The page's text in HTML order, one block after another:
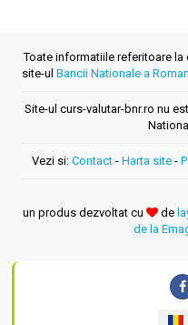
Toate informatiile referitoare la
site-ul Bancii Nationale a
Site-ul curs-valutar-bnr.ro nu
Vezi si: Contact - Harta site -
un produs dezvoltat cu de
de la